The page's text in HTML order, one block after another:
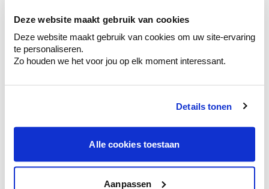
Deze website maakt gebruik van cookies
Deze website maakt gebruik van cookies om uw site-ervaring
te personaliseren.
Zo houden we het voor jou op elk moment interessant.
Details tonen
Alle cookies toestaan
Aanpassen
te verfijnen.
Krijg persoonlijk advies om kleuren te
combineren.
Krijg kleuradvies op basis van de lichtinval
en je meubels.